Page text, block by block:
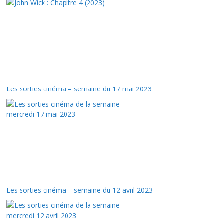
Les sorties cinéma – semaine du 17 mai 2023
Les sorties cinéma – semaine du 12 avril 2023